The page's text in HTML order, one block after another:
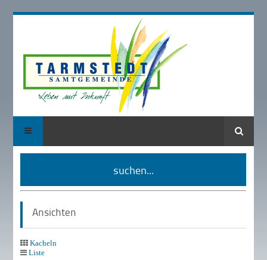
Suche
suchen...
Ansichten
Kacheln
Liste